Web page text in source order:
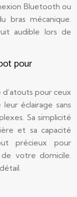
Bluetooth ou
bras mécanique.
audible lors de
pour
pour ceux
éclairage sans
Sa simplicité
et sa capacité
précieux pour
votre domicile.